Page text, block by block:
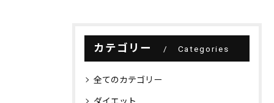
カテゴリー Categories
全てのカテゴリー